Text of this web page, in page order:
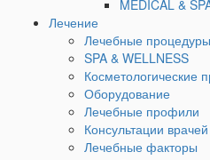
MEDICAL &
Лечение
Лечебные процедуры
SPA & WELLNESS
Косметологические
Оборудование
Лечебные профили
Консультации врачей
Лечебные факторы
Лечебные ванны назначают
патологий, включая
обменные, респираторные,
андрологические,
органов пищеварения,
Принятие лечебных ванн
скорость кровотока,